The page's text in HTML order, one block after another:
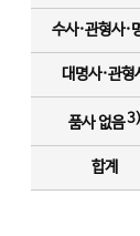
수사·관형사·
대명사·관형
품사 없음3)
합계